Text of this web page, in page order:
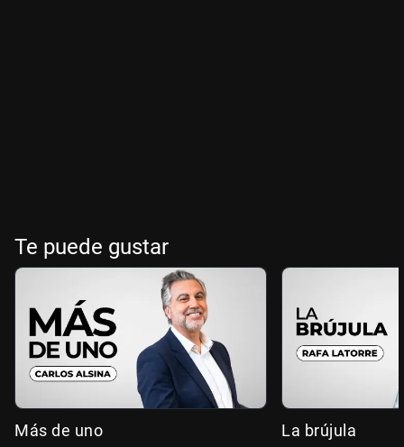
Te puede gustar
Más de uno La brújula